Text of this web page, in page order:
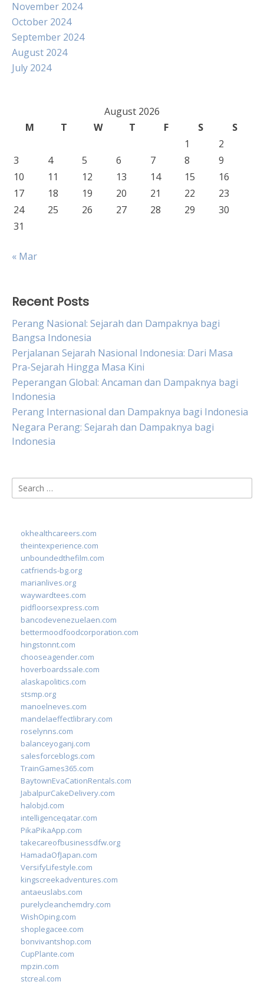
November 2024
October 2024
September 2024
August 2024
July 2024
August 2026
M
T W T F S
S
1
2
3
4 5 6 7 8
9
10
11 12 13 14 15
16
17
18 19 20 21 22
23
24
25 26 27 28 29
30
31
« Mar
Recent Posts
Perang Nasional: Sejarah dan Dampaknya bagi
Bangsa Indonesia
Perjalanan Sejarah Nasional Indonesia: Dari Masa
Pra-Sejarah Hingga Masa Kini
Peperangan Global: Ancaman dan Dampaknya bagi
Indonesia
Perang Internasional dan Dampaknya bagi Indonesia
Negara Perang: Sejarah dan Dampaknya bagi
Indonesia
Search
for:
okhealthcareers.com
theintexperience.com
unboundedthefilm.com
catfriends-bg.org
marianlives.org
waywardtees.com
pidfloorsexpress.com
bancodevenezuelaen.com
bettermoodfoodcorporation.com
hingstonnt.com
chooseagender.com
hoverboardssale.com
alaskapolitics.com
stsmp.org
manoelneves.com
mandelaeffectlibrary.com
roselynns.com
balanceyoganj.com
salesforceblogs.com
TrainGames365.com
BaytownEvaCationRentals.com
JabalpurCakeDelivery.com
halobjd.com
intelligenceqatar.com
PikaPikaApp.com
takecareofbusinessdfw.org
HamadaOfJapan.com
VersifyLifestyle.com
kingscreekadventures.com
antaeuslabs.com
purelycleanchemdry.com
WishOping.com
shoplegacee.com
bonvivantshop.com
CupPlante.com
mpzin.com
stcreal.com